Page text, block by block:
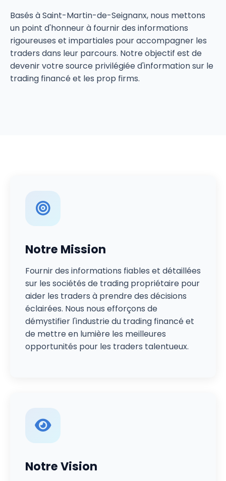
Basés à Saint-Martin-de-Seignanx, nous mettons
un point d'honneur à fournir des informations
rigoureuses et impartiales pour accompagner les
traders dans leur parcours. Notre objectif est de
devenir votre source privilégiée d'information sur le
trading financé et les prop firms.
Notre Mission
Fournir des informations fiables et détaillées
sur les sociétés de trading propriétaire pour
aider les traders à prendre des décisions
éclairées. Nous nous efforçons de
démystifier l'industrie du trading financé et
de mettre en lumière les meilleures
opportunités pour les traders talentueux.
Notre Vision